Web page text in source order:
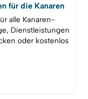
für die Kanaren
alle Kanaren-
Dienstleistungen
oder kostenlos